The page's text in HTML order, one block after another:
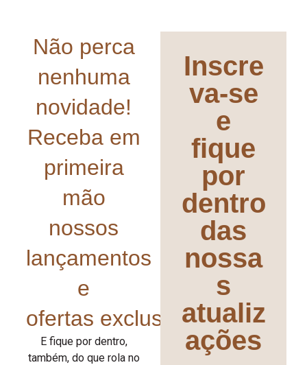
Não perca
nenhuma
novidade!
Receba em
primeira
mão
nossos
lançamentos
e
ofertas exclusivas!
E fique por dentro,
também, do que rola no
Inscre
va-se
e
fique
por
dentro
das
nossa
s
atualiz
ações